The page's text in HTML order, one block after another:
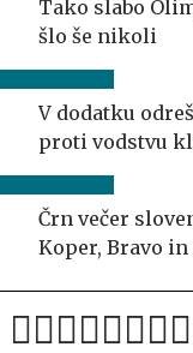
Tako slabo
šlo še nikoli
V dodatku
proti vodstvu
Črn večer
Koper, Bravo